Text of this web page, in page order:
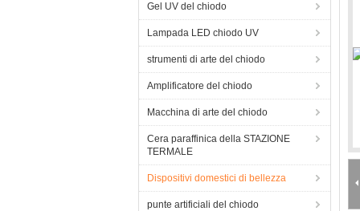
Gel UV del chiodo
Lampada LED chiodo UV
strumenti di arte del chiodo
Amplificatore del chiodo
Macchina di arte del chiodo
Cera paraffinica della STAZIONE
TERMALE
Dispositivi domestici di bellezza
punte artificiali del chiodo